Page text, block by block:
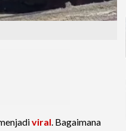
viral. Bagaimana